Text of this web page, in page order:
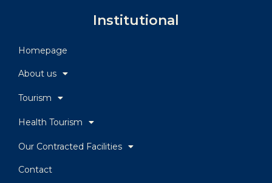
Institutional
Homepage
About us
Tourism
Health Tourism
Our Contracted Facilities
Contact